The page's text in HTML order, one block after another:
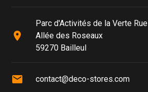
place
Parc d'Activités de la Verte Rue
Allée des Roseaux
59270 Bailleul
mail contact@deco-stores.com